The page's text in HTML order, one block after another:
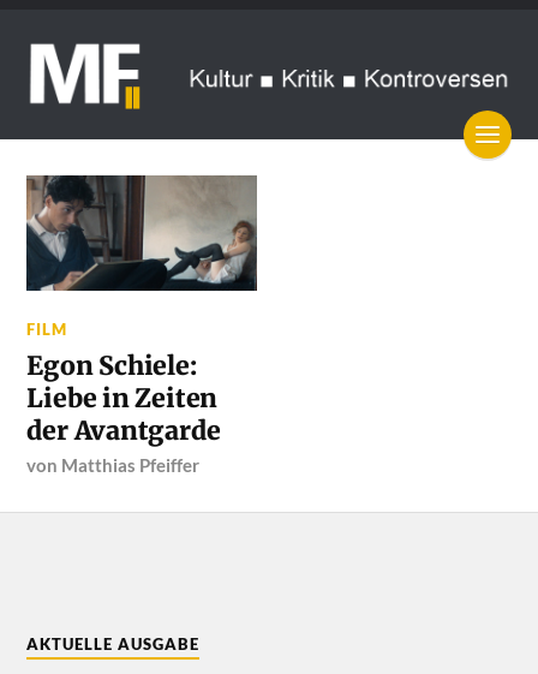
FILM
Egon Schiele:
Liebe in Zeiten
der Avantgarde
von Matthias Pfeiffer
AKTUELLE AUSGABE